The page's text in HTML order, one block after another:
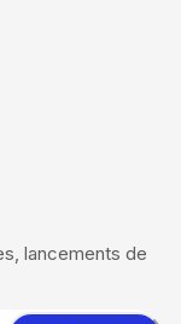
lancements de